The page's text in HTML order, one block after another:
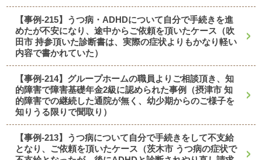
【事例-215】うつ病・ADHDについて自分で手続きを進
めたが不安になり、途中からご依頼を頂いたケース（吹
田市 持参頂いた診断書は、実際の症状よりもかなり軽い
内容で書かれていた）
【事例-214】グループホームの職員よりご相談頂き、知
的障害で障害基礎年金2級に認められた事例（摂津市 知
的障害での継続した通院が無く、幼少期からのご様子を
知りうる限りで聞取り）
【事例-213】うつ病について自分で手続きをして不支給
となり、ご依頼を頂いたケース（茨木市 うつ病の症状で